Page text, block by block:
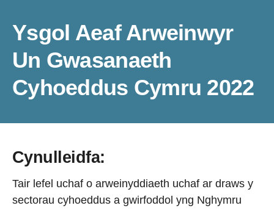
Ysgol Aeaf Arweinwyr
Un Gwasanaeth
Cyhoeddus Cymru 2022
Cynulleidfa:
Tair lefel uchaf o arweinyddiaeth uchaf ar draws y
sectorau cyhoeddus a gwirfoddol yng Nghymru